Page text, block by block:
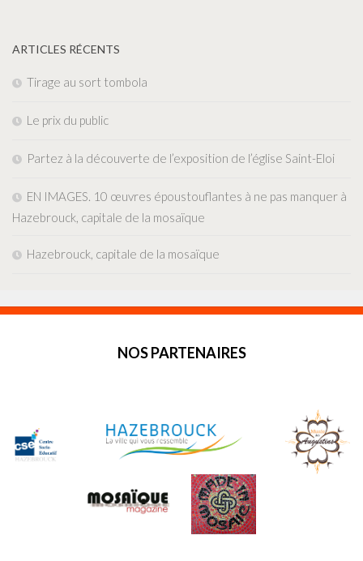
ARTICLES RÉCENTS
Tirage au sort tombola
Le prix du public
Partez à la découverte de l’exposition de l’église Saint-Eloi
EN IMAGES. 10 œuvres époustouflantes à ne pas manquer à
Hazebrouck, capitale de la mosaïque
Hazebrouck, capitale de la mosaïque
NOS PARTENAIRES